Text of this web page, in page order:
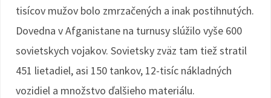
tisícov mužov bolo zmrzačených a inak postihnutých.
Dovedna v Afganistane na turnusy slúžilo vyše 600
sovietskych vojakov. Sovietsky zväz tam tiež stratil
451 lietadiel, asi 150 tankov, 12-tisíc nákladných
vozidiel a množstvo ďalšieho materiálu.